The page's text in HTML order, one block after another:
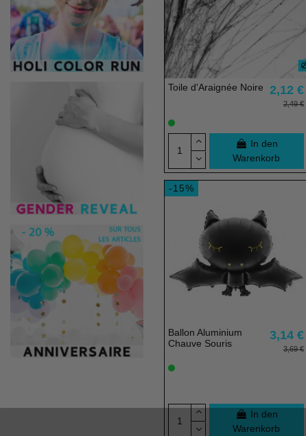
Toile d'Araignée Noire 2,12 €
2,49 €
In den
Warenkorb
-15%
Ballon Aluminium
Chauve Souris
3,14 €
3,69 €
In den
Warenkorb